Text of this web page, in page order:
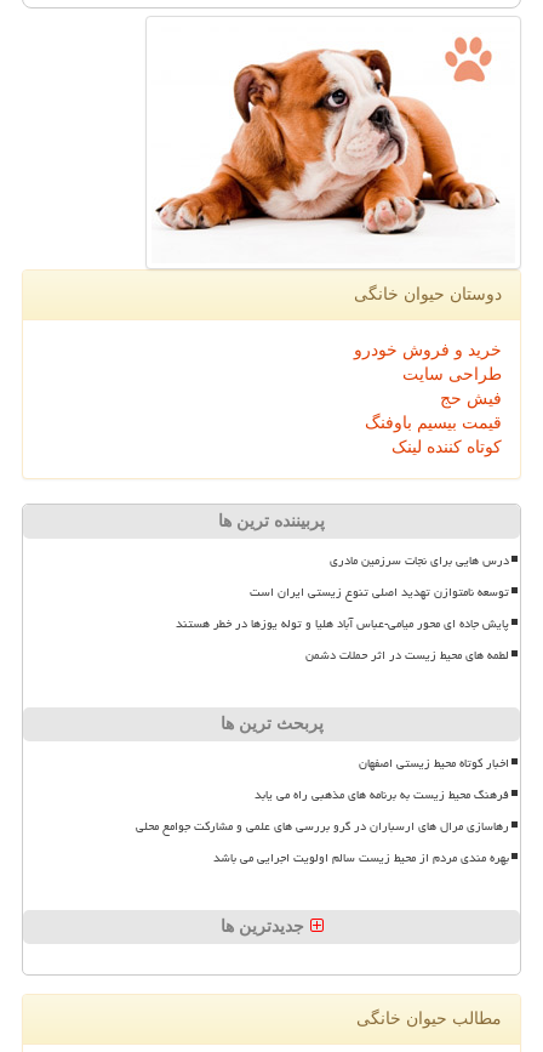
دوستان حیوان خانگی
خرید و فروش خودرو
طراحی سایت
فیش حج
قیمت بیسیم باوفنگ
کوتاه کننده لینک
پربیننده ترین ها
درس هایی برای نجات سرزمین مادری
توسعه نامتوازن تهدید اصلی تنوع زیستی ایران است
پایش جاده ای محور میامی-عباس آباد هلیا و توله یوزها در خطر هستند
لطمه های محیط زیست در اثر حملات دشمن
پربحث ترین ها
اخبار کوتاه محیط زیستی اصفهان
فرهنگ محیط زیست به برنامه های مذهبی راه می یابد
رهاسازی مرال های ارسباران در گرو بررسی های علمی و مشارکت جوامع محلی
بهره مندی مردم از محیط زیست سالم اولویت اجرایی می باشد
جدیدترین ها
مطالب حیوان خانگی